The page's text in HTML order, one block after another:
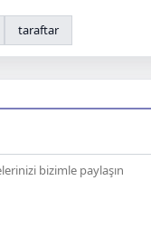
taraftar